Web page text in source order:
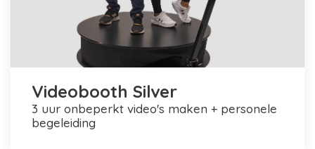
Videobooth Silver
3 uur onbeperkt video's maken + personele
begeleiding